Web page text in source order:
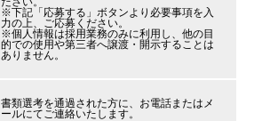
※下記「応募する」ボタンより必要事項を入
力の上、ご応募ください。
※個人情報は採用業務のみに利用し、他の目
的での使用や第三者へ譲渡・開示することは
ありません。
書類選考を通過された方に、お電話またはメ
ールにてご連絡いたします。